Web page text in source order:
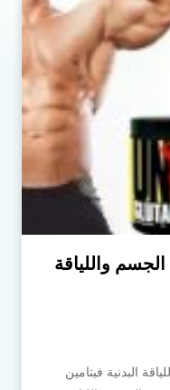
واللياقة
البدنية فيتامين